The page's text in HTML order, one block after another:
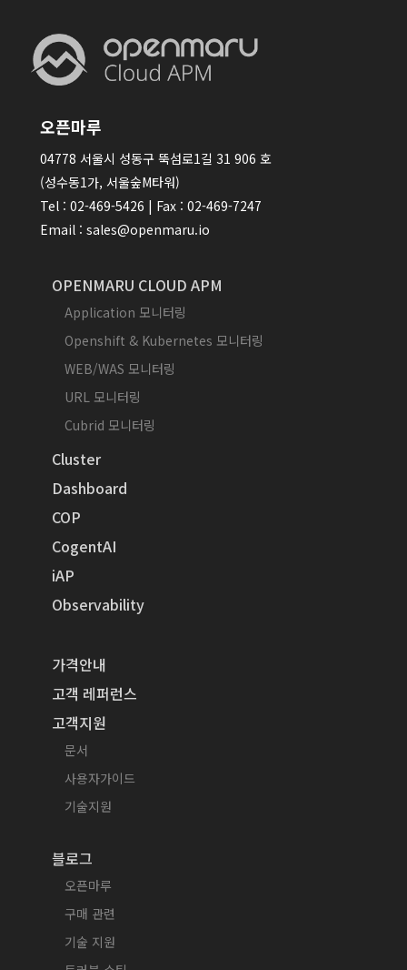
오픈마루
04778 서울시 성동구 뚝섬로1길 31 906 호
(성수동1가, 서울숲M타워)
Tel : 02-469-5426 | Fax : 02-469-7247
Email : sales@openmaru.io
OPENMARU CLOUD APM
Application 모니터링
Openshift & Kubernetes 모니터링
WEB/WAS 모니터링
URL 모니터링
Cubrid 모니터링
Cluster
Dashboard
COP
CogentAI
iAP
Observability
가격안내
고객 레퍼런스
고객지원
문서
사용자가이드
기술지원
블로그
오픈마루
구매 관련
기술 지원